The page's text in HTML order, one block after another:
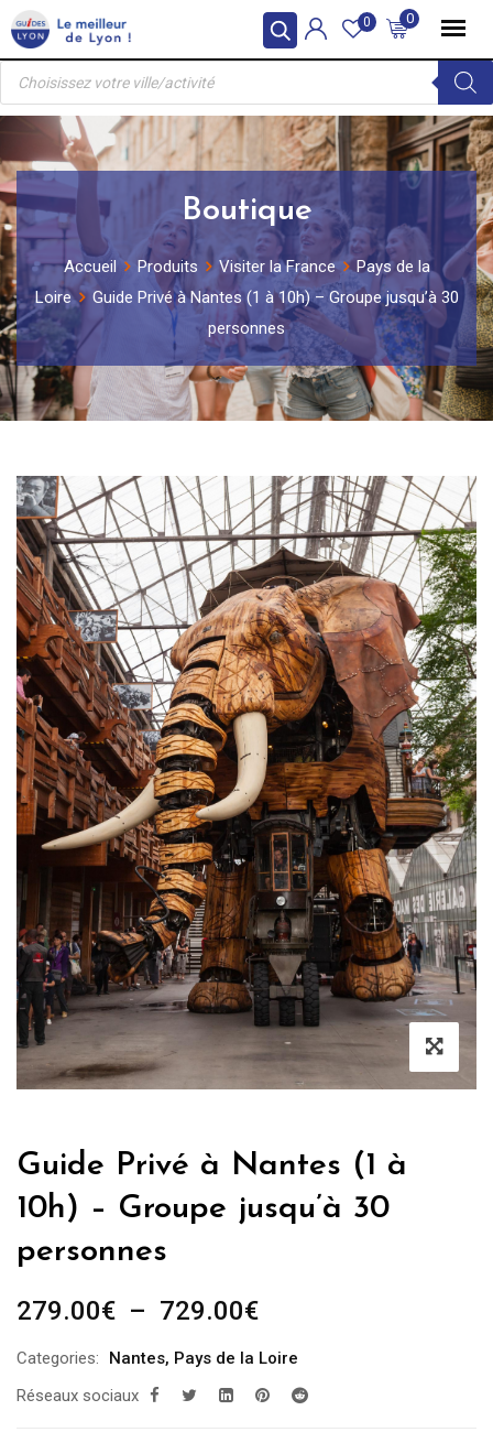
Skip
to
content
0
0
Recherche
produits
Boutique
Accueil Produits Visiter la France
Pays de la
Loire
Guide Privé à Nantes (1 à 10h) – Groupe jusqu’à 30
personnes
Guide Privé à Nantes (1 à
10h) – Groupe jusqu’à 30
personnes
279.00€ – 729.00€Plage
prix :
279.00€
Categories: Nantes, Pays de la Loire
Réseaux sociaux